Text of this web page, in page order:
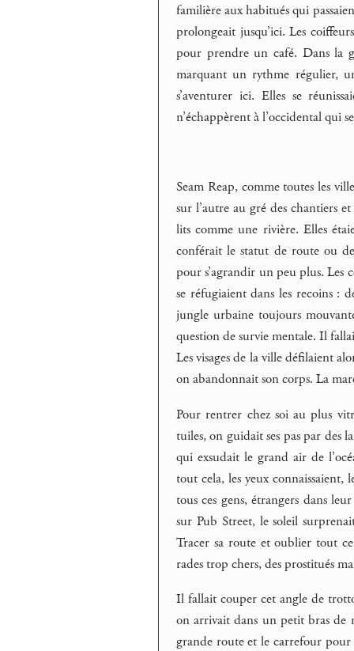
familière aux habitués qui
prolongeait jusqu’ici. Les
pour prendre un café. Dans la
marquant un rythme régulier,
s’aventurer ici. Elles se
n’échappèrent à l’occidental qui
Seam Reap, comme toutes les
sur l’autre au gré des chantiers
lits comme une rivière. Elles
conférait le statut de route ou
pour s’agrandir un peu plus. Les
se réfugiaient dans les recoins :
jungle urbaine toujours
question de survie mentale. Il
Les visages de la ville défilaient
on abandonnait son corps. La
Pour rentrer chez soi au plus
tuiles, on guidait ses pas par des
qui exsudait le grand air de
tout cela, les yeux
tous ces gens, étrangers dans
sur Pub Street, le soleil
Tracer sa route et oublier tout
rades trop chers, des prostitués
Il fallait couper cet angle de
on arrivait dans un petit bras de
grande route et le carrefour pour